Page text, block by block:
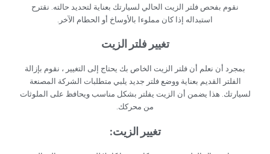
‏نقوم بفحص فلتر الزيت الحالي لسيارتك بعناية لتحديد حالته. نقترح
استبداله إذا كان مملوءا بالأوساخ أو الحطام الآخر.‏
‏تغيير فلتر الزيت‏
‏بمجرد أن نعلم أن فلتر الزيت الخاص بك يحتاج إلى التغيير ، نقوم بإزالة
الفلتر القديم بعناية ووضع فلتر جديد يلبي متطلبات الشركة المصنعة
لسيارتك. هذا يضمن أن الزيت يفلتر بشكل مناسب ويحافظ على الملوثات
من محركك.‏
‏تغيير الزيت:‏